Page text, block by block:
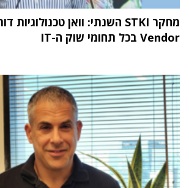
Vendor בכל תחומי שוק ה-IT